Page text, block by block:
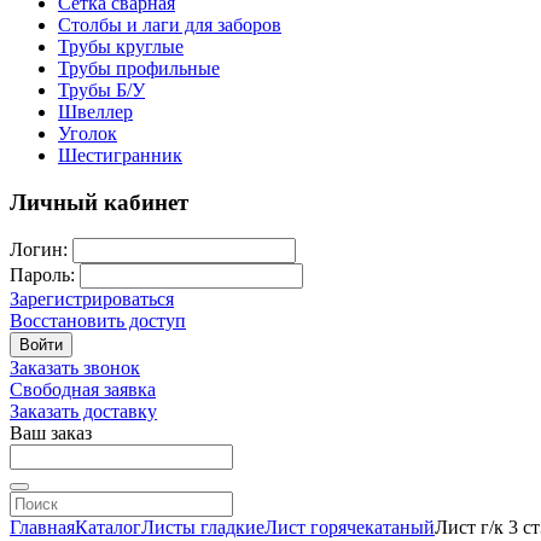
Столбы и лаги для заборов
Трубы круглые
Трубы профильные
Трубы Б/У
Швеллер
Уголок
Шестигранник
Личный кабинет
Логин:
Пароль:
Зарегистрироваться
Восстановить доступ
Войти
Заказать звонок
Свободная заявка
Заказать доставку
Ваш заказ
ГлавнаяКаталогЛисты гладкиеЛист горячекатаныйЛист г/к 3